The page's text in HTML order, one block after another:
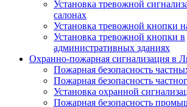
Установка тревожной
салонах
Установка тревожной кнопки
Установка тревожной кнопки в
административных зданиях
Охранно-пожарная сигнализация в
Пожарная безопасность
Пожарная безопасность
Установка охранной
Пожарная безопасность